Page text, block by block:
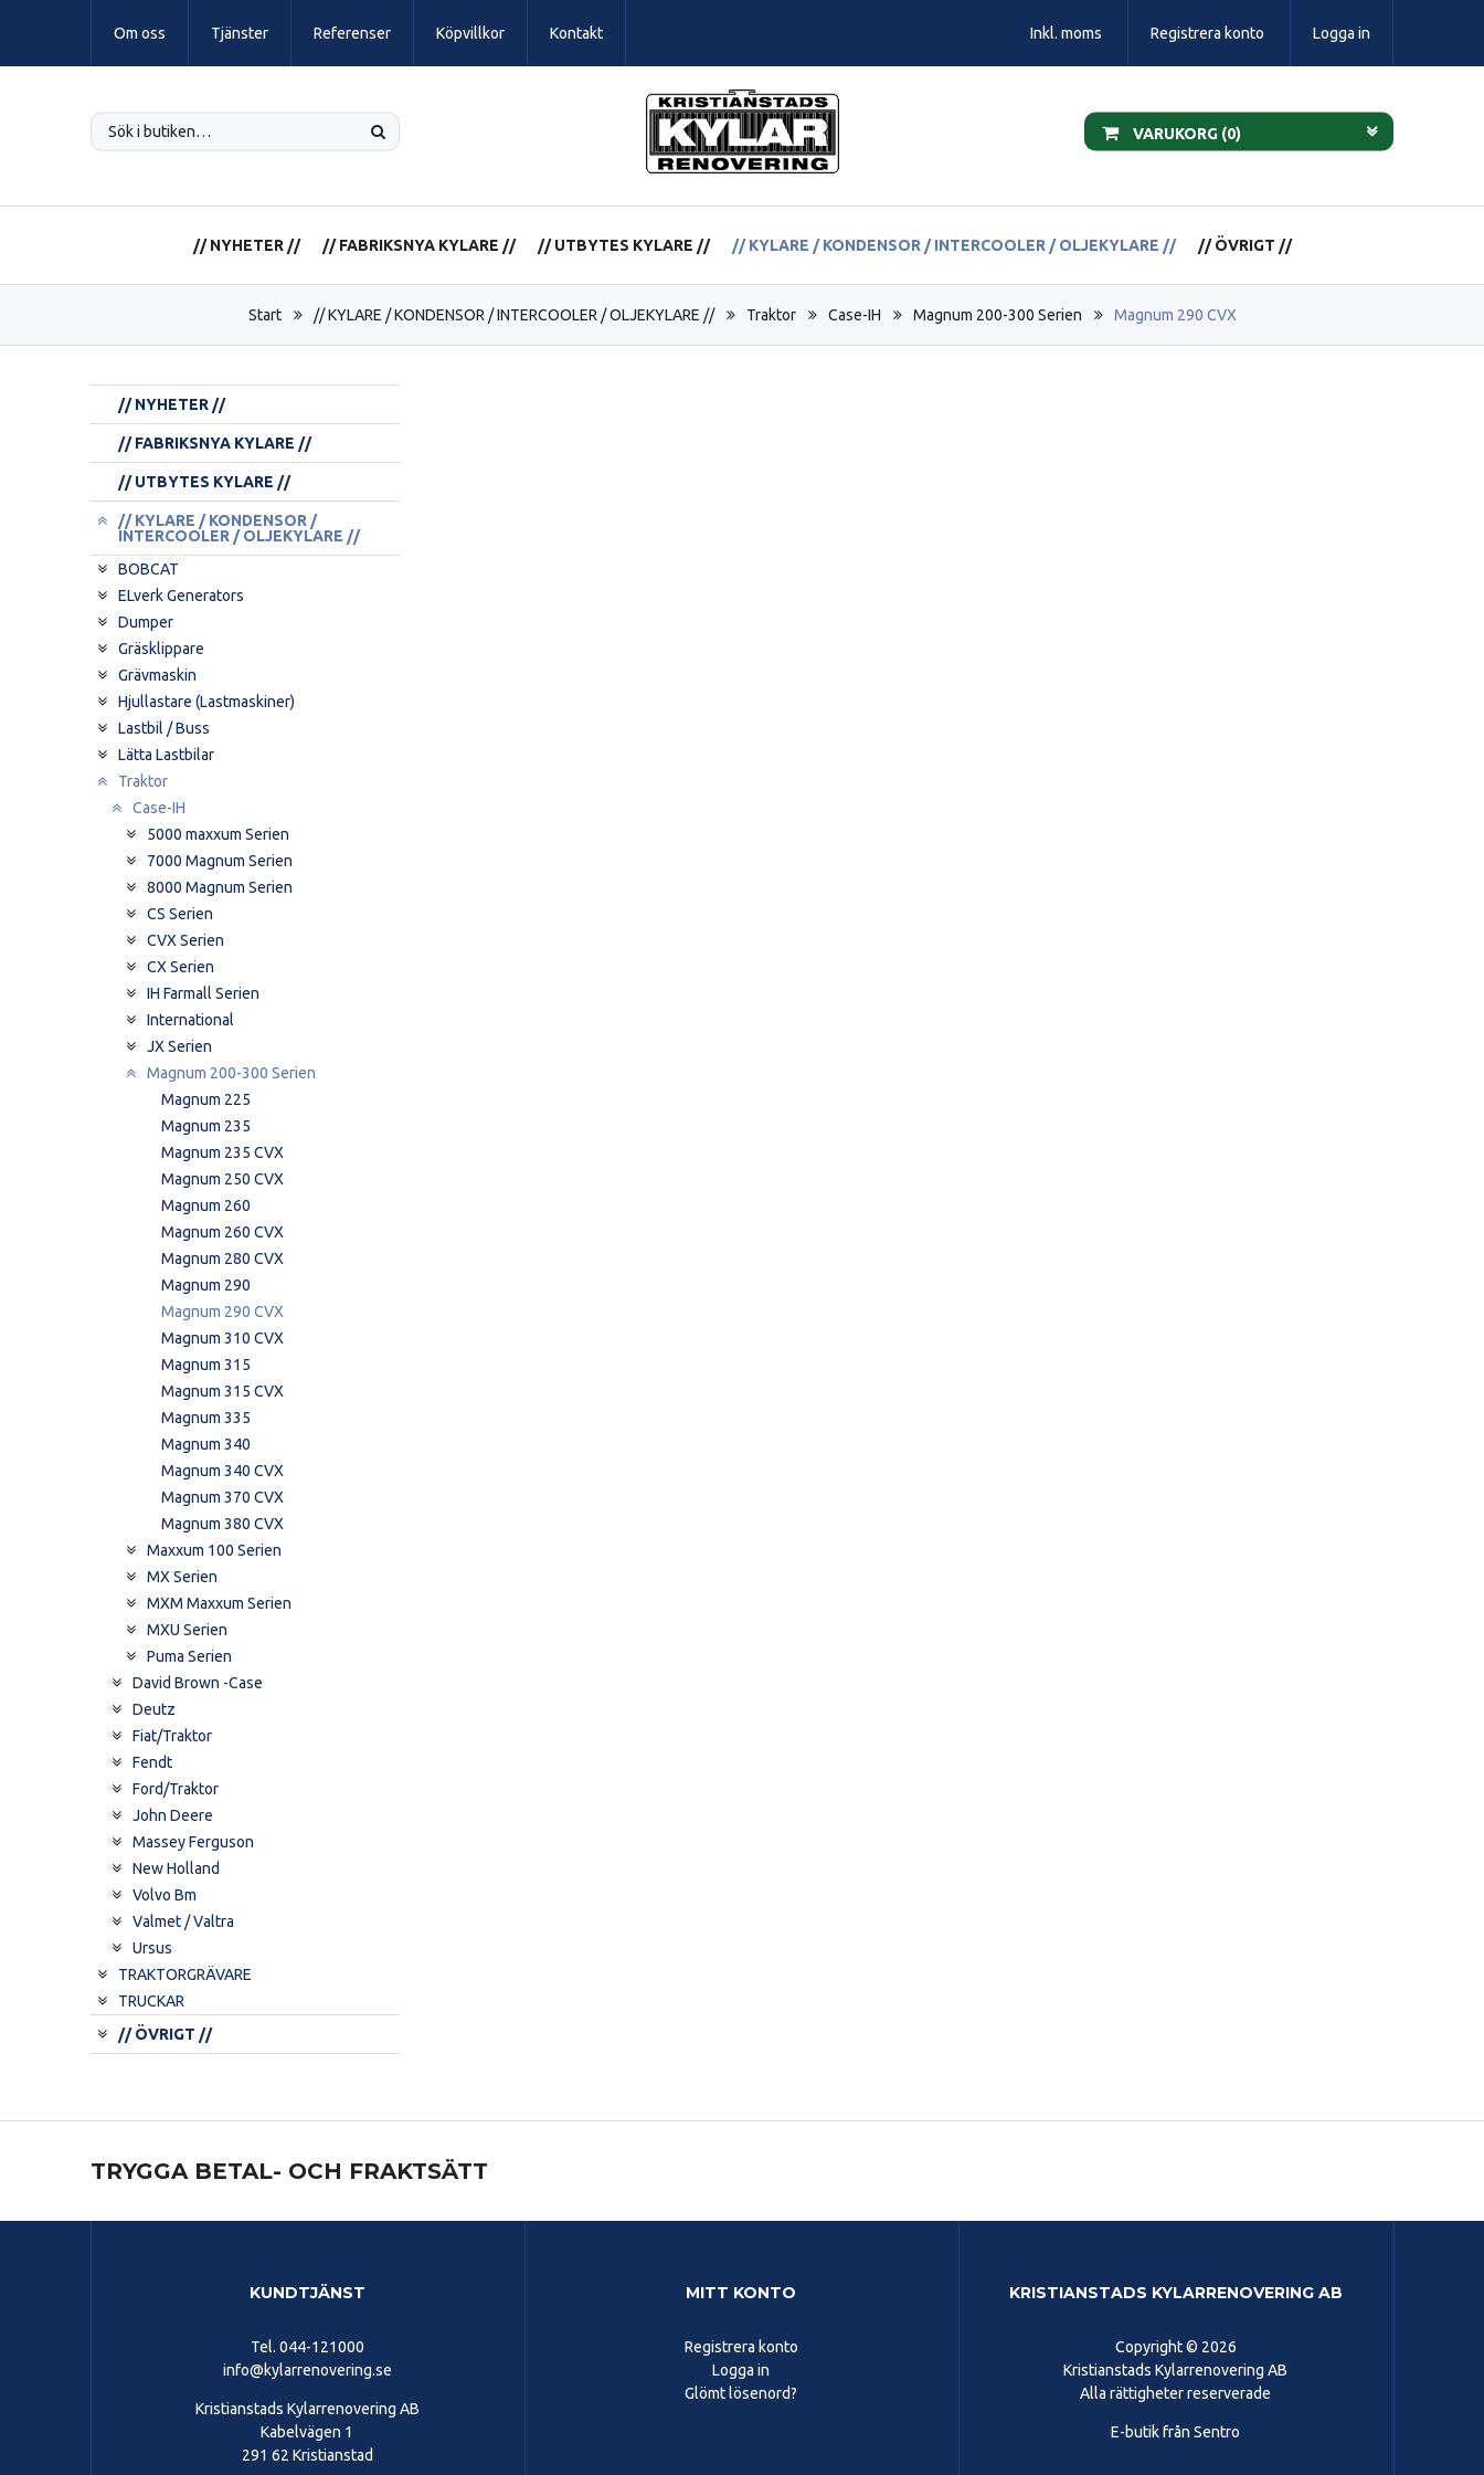
Om oss Tjänster Referenser Köpvillkor Kontakt Inkl. moms Registrera konto Logga in
VARUKORG (0)
// NYHETER // // FABRIKSNYA KYLARE // // UTBYTES KYLARE // // KYLARE / KONDENSOR / INTERCOOLER / OLJEKYLARE // // ÖVRIGT //
Start // KYLARE / KONDENSOR / INTERCOOLER / OLJEKYLARE // Traktor Case-IH Magnum 200-300 Serien Magnum 290 CVX
// NYHETER //
// FABRIKSNYA KYLARE //
// UTBYTES KYLARE //
// KYLARE / KONDENSOR /
INTERCOOLER / OLJEKYLARE //
BOBCAT
ELverk Generators
Dumper
Gräsklippare
Grävmaskin
Hjullastare (Lastmaskiner)
Lastbil / Buss
Lätta Lastbilar
Traktor
Case-IH
5000 maxxum Serien
7000 Magnum Serien
8000 Magnum Serien
CS Serien
CVX Serien
CX Serien
IH Farmall Serien
International
JX Serien
Magnum 200-300 Serien
Magnum 225
Magnum 235
Magnum 235 CVX
Magnum 250 CVX
Magnum 260
Magnum 260 CVX
Magnum 280 CVX
Magnum 290
Magnum 290 CVX
Magnum 310 CVX
Magnum 315
Magnum 315 CVX
Magnum 335
Magnum 340
Magnum 340 CVX
Magnum 370 CVX
Magnum 380 CVX
Maxxum 100 Serien
MX Serien
MXM Maxxum Serien
MXU Serien
Puma Serien
David Brown -Case
Deutz
Fiat/Traktor
Fendt
Ford/Traktor
John Deere
Massey Ferguson
New Holland
Volvo Bm
Valmet / Valtra
Ursus
TRAKTORGRÄVARE
TRUCKAR
// ÖVRIGT //
TRYGGA BETAL- OCH FRAKTSÄTT
KUNDTJÄNST
Tel. 044-121000
info@kylarrenovering.se
Kristianstads Kylarrenovering AB
Kabelvägen 1
291 62 Kristianstad
MITT KONTO
Registrera konto
Logga in
Glömt lösenord?
KRISTIANSTADS KYLARRENOVERING AB
Copyright © 2026
Kristianstads Kylarrenovering AB
Alla rättigheter reserverade
E-butik från Sentro